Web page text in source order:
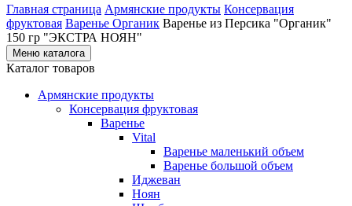
Главная страница Армянские продукты Консервация
фруктовая Варенье Органик Варенье из Персика "Органик"
150 гр "ЭКСТРА НОЯН"
Меню каталога
Каталог товаров
Армянские продукты
Консервация фруктовая
Варенье
Vital
Варенье маленький объем
Варенье большой объем
Иджеван
Ноян